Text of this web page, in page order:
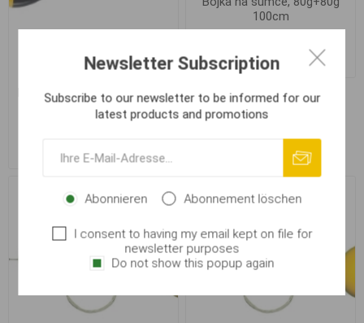
Bójka na sumce, 220g+220g
150cm
€ 12,32
100cm
€ 7,37
Newsletter Subscription
Subscribe to our newsletter to be informed for our
latest products and promotions
Abonnieren Abonnement löschen
I consent to having my email kept on file for
newsletter purposes
Do not show this popup again